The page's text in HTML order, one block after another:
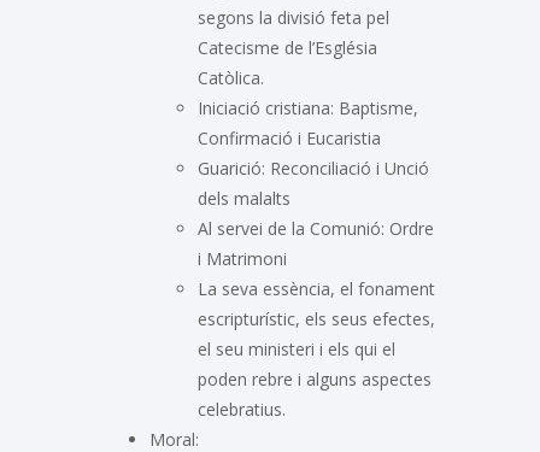
segons la divisió feta pel
Catecisme de l’Església
Catòlica.
Iniciació cristiana: Baptisme,
Confirmació i Eucaristia
Guarició: Reconciliació i Unció
dels malalts
Al servei de la Comunió: Ordre
i Matrimoni
La seva essència, el fonament
escripturístic, els seus efectes,
el seu ministeri i els qui el
poden rebre i alguns aspectes
celebratius.
Moral: